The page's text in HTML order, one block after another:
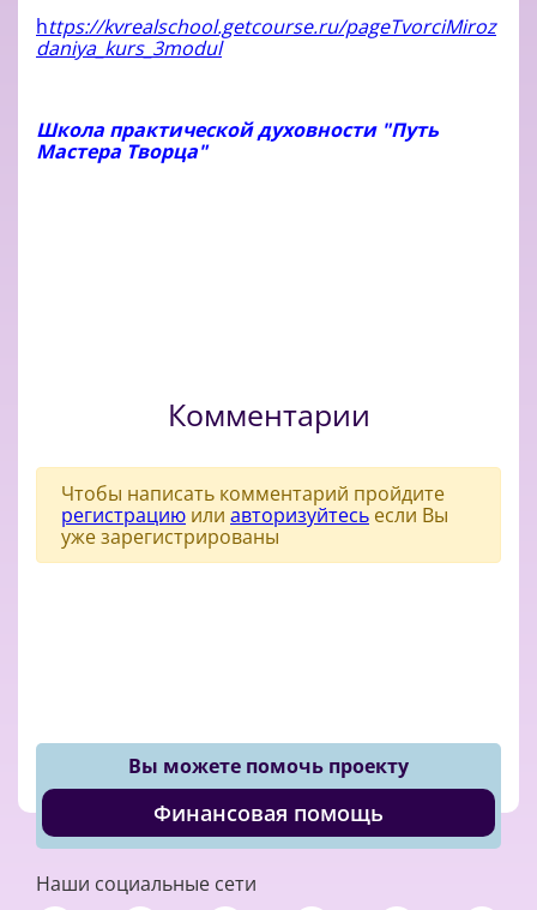
https://kvrealschool.getcourse.ru/pageTvorciMiroz
daniya_kurs_3modul
Школа практической духовности "Путь
Мастера Творца"
Комментарии
Чтобы написать комментарий пройдите
регистрацию или авторизуйтесь если Вы
уже зарегистрированы
Вы можете помочь проекту
Финансовая помощь
Наши социальные сети